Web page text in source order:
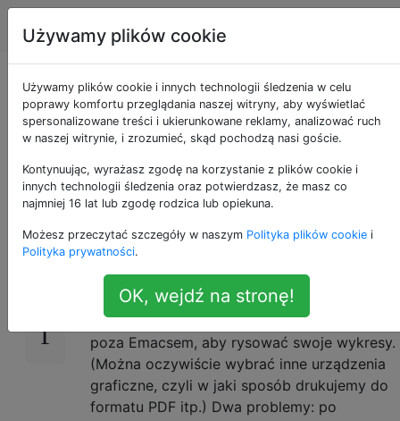
Emacs Tagi
ESS spiskuje
bezpośrednio do
bufora Emacsa?
33 P:Jak mogę zmusić ESS (R) do drukowania
Podczas interakcji z R przez ESS, R
domyślnie odradza osobne okno graficzne
poza Emacsem, aby rysować swoje wykresy.
(Można oczywiście wybrać inne urządzenia
graficzne, czyli w jaki sposób drukujemy do
formatu PDF itp.) Dwa problemy: po
Używamy plików cookie
Używamy plików cookie i innych technologii śledzenia w celu
poprawy komfortu przeglądania naszej witryny, aby wyświetlać
spersonalizowane treści i ukierunkowane reklamy, analizować ruch
w naszej witrynie, i zrozumieć, skąd pochodzą nasi goście.
Kontynuując, wyrażasz zgodę na korzystanie z plików cookie i
innych technologii śledzenia oraz potwierdzasz, że masz co
najmniej 16 lat lub zgodę rodzica lub opiekuna.
Możesz przeczytać szczegóły w naszym Polityka plików cookie i
Polityka prywatności.
OK, wejdź na stronę!